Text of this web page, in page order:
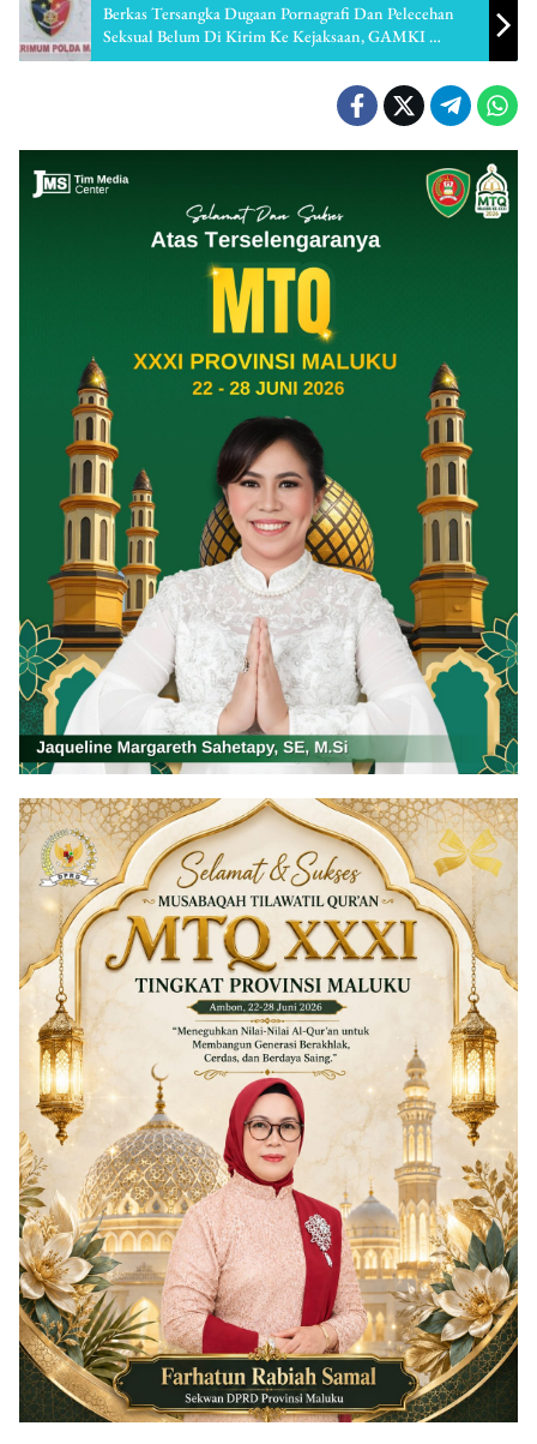
Berkas Tersangka Dugaan Pornagrafi Dan Pelecehan
Seksual Belum Di Kirim Ke Kejaksaan, GAMKI
Pertanyakan Kinerja Direktur Reskrimum Polda